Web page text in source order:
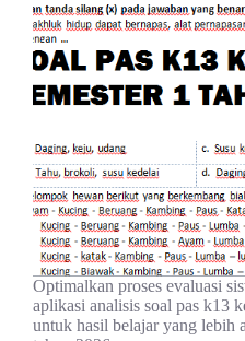
Optimalkan proses evaluasi
aplikasi analisis soal pas k13
untuk hasil belajar yang lebih